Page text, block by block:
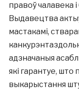
правоў чалавека
Выдавецтва
мастакамі,
адзначаныя
які гарантуе,
выкарыстання